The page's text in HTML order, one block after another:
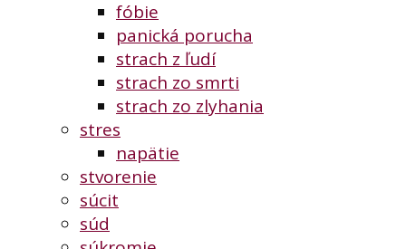
fóbie
panická porucha
strach z ľudí
strach zo smrti
strach zo zlyhania
stres
napätie
stvorenie
súcit
súd